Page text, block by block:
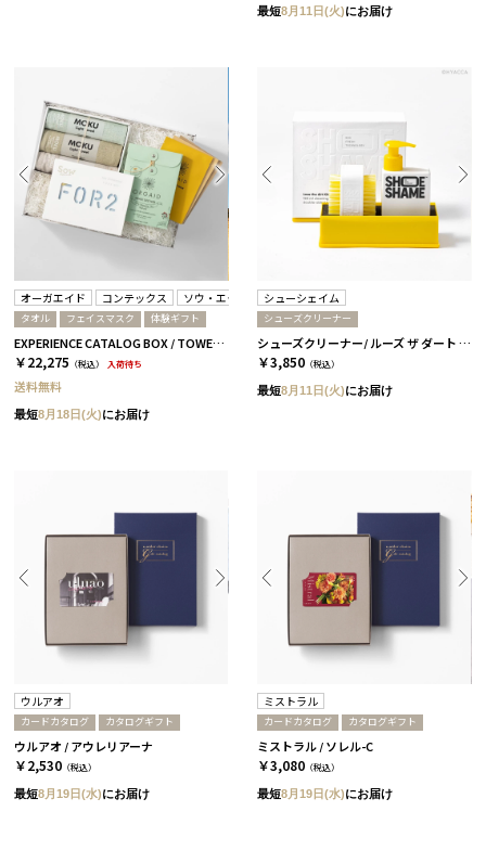
最短8月11日(火)にお届け
オーガエイド コンテックス ソウ・エクスペリエンス
タオル フェイスマスク 体験ギフト
EXPERIENCE CATALOG BOX / TOWEL & FACEMASK / 全3種 GREEN
￥22,275 （税込） 入荷待ち
送料無料
最短8月18日(火)にお届け
シューシェイム
シューズクリーナー
シューズクリーナー/ ルーズ ザ ダート キット［シューシェイム］
￥3,850 （税込）
最短8月11日(火)にお届け
ウルアオ
カードカタログ カタログギフト
ウルアオ / アウレリアーナ
￥2,530 （税込）
最短8月19日(水)にお届け
ミストラル
カードカタログ カタログギフト
ミストラル / ソレル-C
￥3,080 （税込）
最短8月19日(水)にお届け